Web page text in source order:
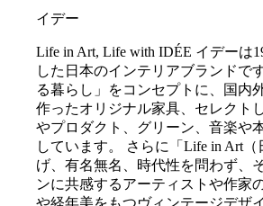
イデー
Life in Art, Life with IDÉE イデーは
した日本のインテリアブランドで
る暮らし」をコンセプトに、国内
作ったオリジナル家具、セレクト
やプロダクト、グリーン、音楽や
しています。 さらに「Life in Art
げ、有名無名、時代性を問わず、
ンに共感するアーティストや作家
や経年美をもつヴィンテージデザ